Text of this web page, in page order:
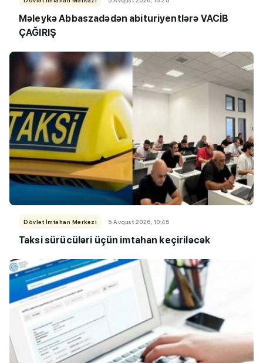
Məleykə Abbaszadədən abituriyentlərə VACİB
ÇAĞIRIŞ
Dövlət İmtahan Mərkəzi 5 Avqust 2026, 10:45
Taksi sürücüləri üçün imtahan keçiriləcək